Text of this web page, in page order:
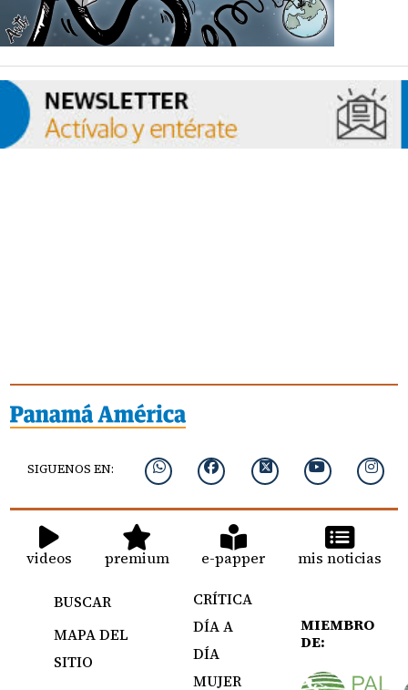
SIGUENOS EN:
videos premium e-papper mis noticias
BUSCAR
MAPA DEL
SITIO
CRÍTICA
DÍA A
DÍA
MUJER
MIEMBRO
DE: